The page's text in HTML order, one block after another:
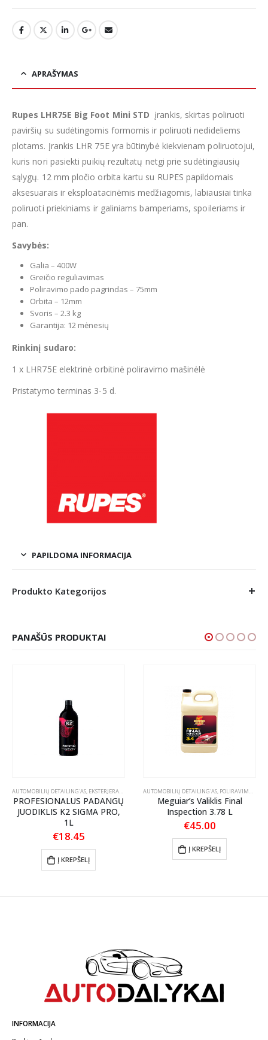
APRAŠYMAS
Rupes LHR75E Big Foot Mini STD įrankis, skirtas poliruoti
paviršių su sudėtingomis formomis ir poliruoti nedideliems
plotams. Įrankis LHR 75E yra būtinybė kiekvienam poliruotojui,
kuris nori pasiekti puikių rezultatų netgi prie sudėtingiausių
sąlygų. 12 mm pločio orbita kartu su RUPES papildomais
aksesuarais ir eksploatacinėmis medžiagomis, labiausiai tinka
poliruoti priekiniams ir galiniams bamperiams, spoileriams ir
pan.
Savybės:
Galia – 400W
Greičio reguliavimas
Poliravimo pado pagrindas – 75mm
Orbita – 12mm
Svoris – 2.3 kg
Garantija: 12 mėnesių
Rinkinį sudaro:
1 x LHR75E elektrinė orbitinė poliravimo mašinėlė
Pristatymo terminas 3-5 d.
PAPILDOMA INFORMACIJA
Produkto Kategorijos
PANAŠŪS PRODUKTAI
PRIEŽIŪRA
AUTOMOBILIŲ DETAILING'AS, EKSTERJERAS , RATLANKIŲ PRIEŽIŪRA
PROFESIONALUS PADANGŲ
JUODIKLIS K2 SIGMA PRO,
1L
€18.45
Į KREPŠELĮ
AUTOMOBILIŲ DETAILING'AS, POLIRAVIMAS
Meguiar’s Valiklis Final
Inspection 3.78 L
€45.00
Į KREPŠELĮ
INFORMACIJA